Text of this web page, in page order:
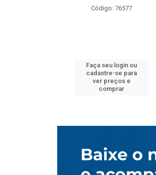
Código: 76577
Faça seu login ou
cadastre-se para
ver preços e
comprar